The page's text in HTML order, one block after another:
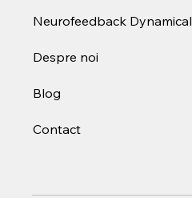
Neurofeedback Dynamical
Despre noi
Blog
Contact